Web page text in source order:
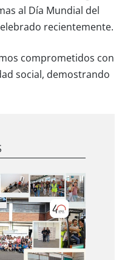
al Día Mundial del
recientemente.
comprometidos con
social, demostrando